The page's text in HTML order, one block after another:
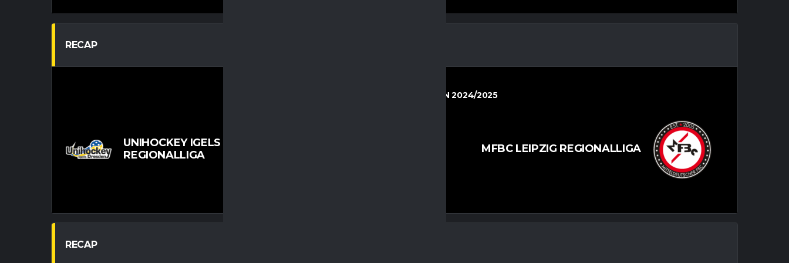
RECAP
HERREN REGIONALLIGA OST SAISON 2024/2025
UNIHOCKEY IGELS DRESDEN
REGIONALLIGA
MFBC LEIPZIG REGIONALLIGA
RECAP